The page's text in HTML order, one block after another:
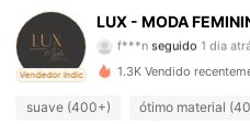
Vendedor Indicado
LUX - MODA
4,79 1.1K Seguidores
1.3K Vendido
suave (400+) ótimo material